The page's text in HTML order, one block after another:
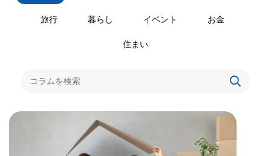
旅行 暮らし イベント お金
住まい